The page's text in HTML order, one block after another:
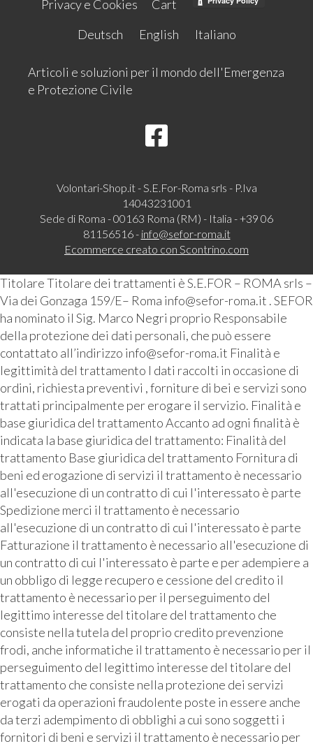
Privacy e Cookies
Cart
Deutsch
English Italiano
Articoli e soluzioni per il mondo dell'Emergenza
e Protezione Civile
Volontari-Shop.it - S.E.For-Roma srls - P.Iva
14043231001
Sede di Roma - 00163 Roma (RM) - Italia - +39 06
81156516 - info@sefor-roma.it
Ecommerce creato con Scontrino.com
Titolare Titolare dei trattamenti è S.E.FOR – ROMA srls –
Via dei Gonzaga 159/E– Roma info@sefor-roma.it . SEFOR
ha nominato il Sig. Marco Negri proprio Responsabile
della protezione dei dati personali, che può essere
contattato all’indirizzo info@sefor-roma.it Finalità e
legittimità del trattamento I dati raccolti in occasione di
ordini, richiesta preventivi , forniture di bei e servizi sono
trattati principalmente per erogare il servizio. Finalità e
base giuridica del trattamento Accanto ad ogni finalità è
indicata la base giuridica del trattamento: Finalità del
trattamento Base giuridica del trattamento Fornitura di
beni ed erogazione di servizi il trattamento è necessario
all'esecuzione di un contratto di cui l'interessato è parte
Spedizione merci il trattamento è necessario
all'esecuzione di un contratto di cui l'interessato è parte
Fatturazione il trattamento è necessario all'esecuzione di
un contratto di cui l'interessato è parte e per adempiere a
un obbligo di legge recupero e cessione del credito il
trattamento è necessario per il perseguimento del
legittimo interesse del titolare del trattamento che
consiste nella tutela del proprio credito prevenzione
frodi, anche informatiche il trattamento è necessario per il
perseguimento del legittimo interesse del titolare del
trattamento che consiste nella protezione dei servizi
erogati da operazioni fraudolente poste in essere anche
da terzi adempimento di obblighi a cui sono soggetti i
fornitori di beni e servizi il trattamento è necessario per